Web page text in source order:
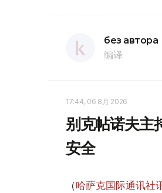
без автора
编译
17:44, 06 8月 2026
别克帖诺夫主
安全
（哈萨克国际通讯社